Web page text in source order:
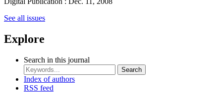
See all issues
Explore
Search in this journal
Search
Index of authors
RSS feed